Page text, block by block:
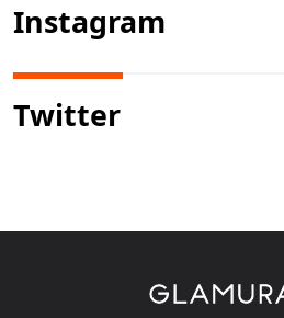
Instagram
Twitter